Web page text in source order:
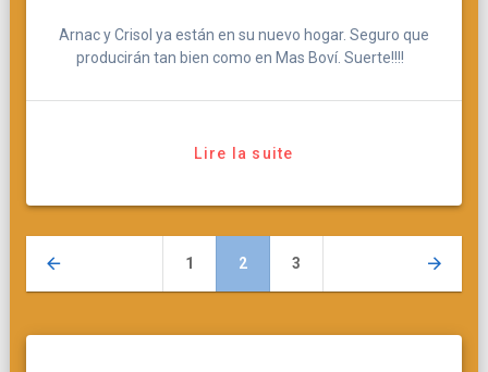
Arnac y Crisol ya están en su nuevo hogar. Seguro que
producirán tan bien como en Mas Boví. Suerte!!!!
Lire la suite
Navigation
des
articles
Page
1 Page
2 Page
3